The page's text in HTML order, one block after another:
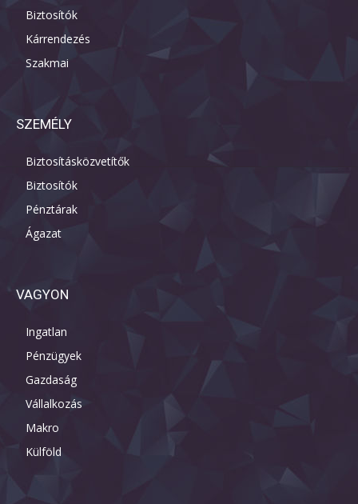
Biztosítók
Kárrendezés
Szakmai
SZEMÉLY
Biztosításközvetítők
Biztosítók
Pénztárak
Ágazat
VAGYON
Ingatlan
Pénzügyek
Gazdaság
Vállalkozás
Makro
Külföld